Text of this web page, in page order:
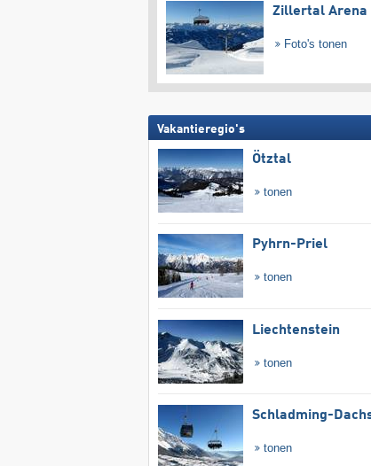
Zillertal Arena
Foto's tonen
Vakantieregio's
Ötztal
tonen
Pyhrn-Priel
tonen
Liechtenstein
tonen
Schladming-
tonen